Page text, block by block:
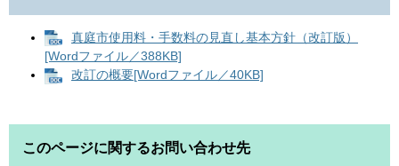
真庭市使用料・手数料の見直し基本方針（改訂版）
[Wordファイル／388KB]
改訂の概要[Wordファイル／40KB]
このページに関するお問い合わせ先